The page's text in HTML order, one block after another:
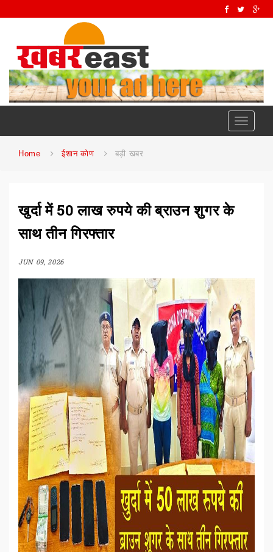
Toggle
Home ईशान कोण बड़ी खबर
खुर्दा में 50 लाख रुपये की ब्राउन शुगर के
साथ तीन गिरफ्तार
JUN 09, 2026